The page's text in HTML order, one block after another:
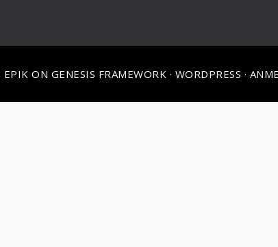
EPIK ON GENESIS FRAMEWORK · WORDPRESS ·